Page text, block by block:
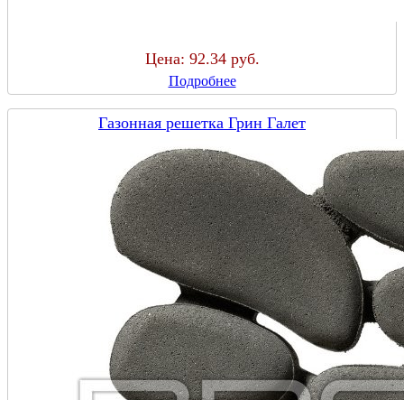
Цена: 92.34 руб.
Подробнее
Газонная решетка Грин Галет